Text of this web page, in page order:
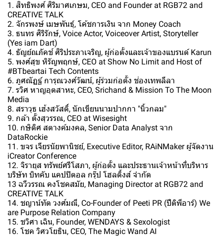
1. สิทธิพงศ์ ศิริมาศเกษม, CEO and Founder at RGB72 and
CREATIVE TALK
2. จักรพงษ์ เมษพันธุ์, โค้ชการเงิน จาก Money Coach
3. ธนทร ศิริรักษ์, Voice Actor, Voiceover Artist, Storyteller
(Yes iam Dart)
4. ธัญย์ณภัคช์ ศิริประภาเจริญ, ผู้ก่อตั้งและเจ้าของแบรนด์ Karun
5. พงศ์สุข หิรัญพฤกษ์, CEO at Show No Limit and Host of
#BTbeartai Tech Contents
6. ภูศณัฏฐ์ การุณวงศ์วัฒน์, ผู้ร่วมก่อตั้ง ช่องเทพลีลา
7. รวิศ หาญอุตสาหะ, CEO, Srichand & Mission To The Moon
Media
8. สราวุธ เฮ้งสวัสดิ์, นักเขียนนามปากกา "นิ้วกลม"
9. กล้า ตั้งสุวรรณ, CEO at Wisesight
10. กษิดิศ สตางค์มงคล, Senior Data Analyst จาก
DataRockie
11. ขจร เจียรนัยพานิชย์, Executive Editor, RAiNMaker ผู้จัดงาน
iCreator Conference
12. จิรายุส ทรัพย์ศรีโสภา, ผู้ก่อตั้ง และประธานเจ้าหน้าที่บริหาร
บริษัท บิทคับ แคปปิตอล กรุ๊ป โฮลดิ้งส์ จำกัด
13 ฉวีวรรณ คงโชคสมัย, Managing Director at RGB72 and
CREATIVE TALK
14. ชญาน์ทัต วงศ์มณี, Co-Founder of Peeti PR (ปีติพีอาร์) We
are Purpose Relation Company
15. ชวิศา เฉิน, Founder, WENDAYS & Sexologist
16. โชค วิศวโยธิน, CEO, The Magic Wand AI